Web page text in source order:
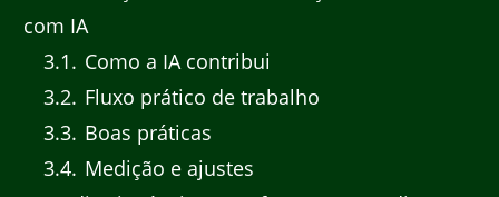
com IA
3.1
Como a IA contribui
3.2 Fluxo prático de trabalho
3.3 Boas práticas
3.4 Medição e ajustes